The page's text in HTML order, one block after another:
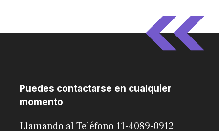
Puedes contactarse en cualquier
momento
Llamando al Teléfono 11-4089-0912